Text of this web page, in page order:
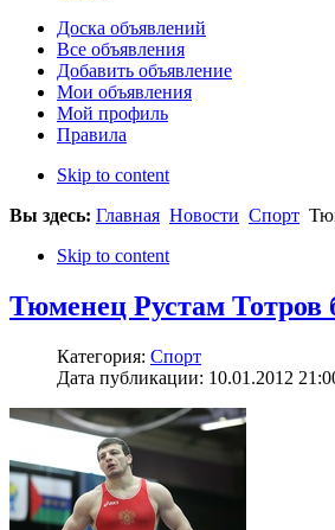
Доска объявлений
Все объявления
Добавить объявление
Мои объявления
Мой профиль
Правила
Skip to content
Вы здесь: Главная Новости Спорт
Skip to content
Тюменец Рустам Тотров
Категория: Спорт
Дата публикации: 10.01.2012